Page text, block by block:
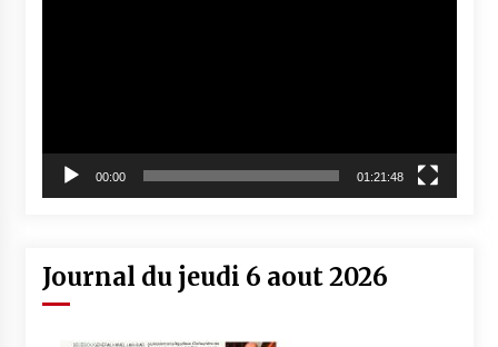
00:00 01:21:48
Journal du jeudi 6 aout 2026